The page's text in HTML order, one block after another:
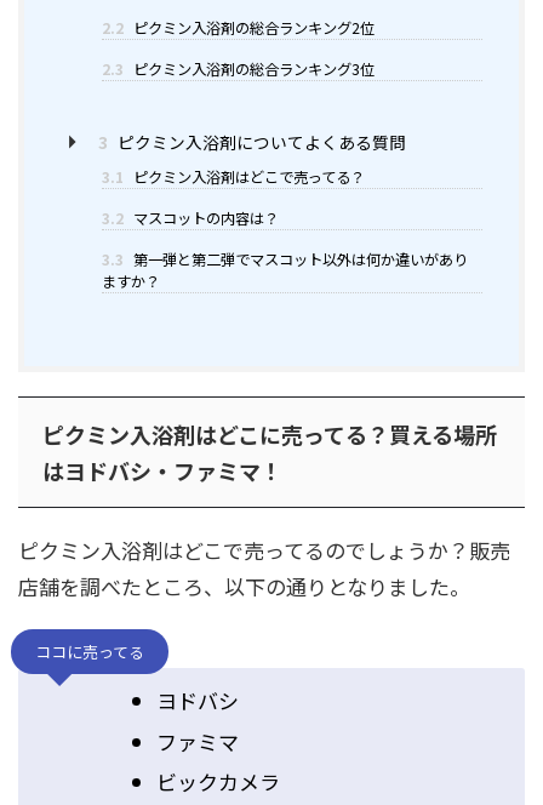
2.2 ピクミン入浴剤の総合ランキング2位
2.3
ピクミン入浴剤の総合ランキング3位
3 ピクミン入浴剤についてよくある質問
3.1
ピクミン入浴剤はどこで売ってる？
3.2 マスコットの内容は？
3.3 第一弾と第二弾でマスコット以外は何か違いがあり
ますか？
ピクミン入浴剤はどこに売ってる？買える場所
はヨドバシ・ファミマ！
ピクミン入浴剤はどこで売ってるのでしょうか？販売
店舗を調べたところ、以下の通りとなりました。
ココに売ってる
ヨドバシ
ファミマ
ビックカメラ